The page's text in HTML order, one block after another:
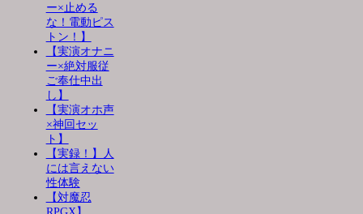
ー×止める
な！電動ピス
トン！】
【実演オナニ
ー×絶対服従
ご奉仕中出
し】
【実演オホ声
×神回セッ
ト】
【実録！】人
には言えない
性体験
【対魔忍